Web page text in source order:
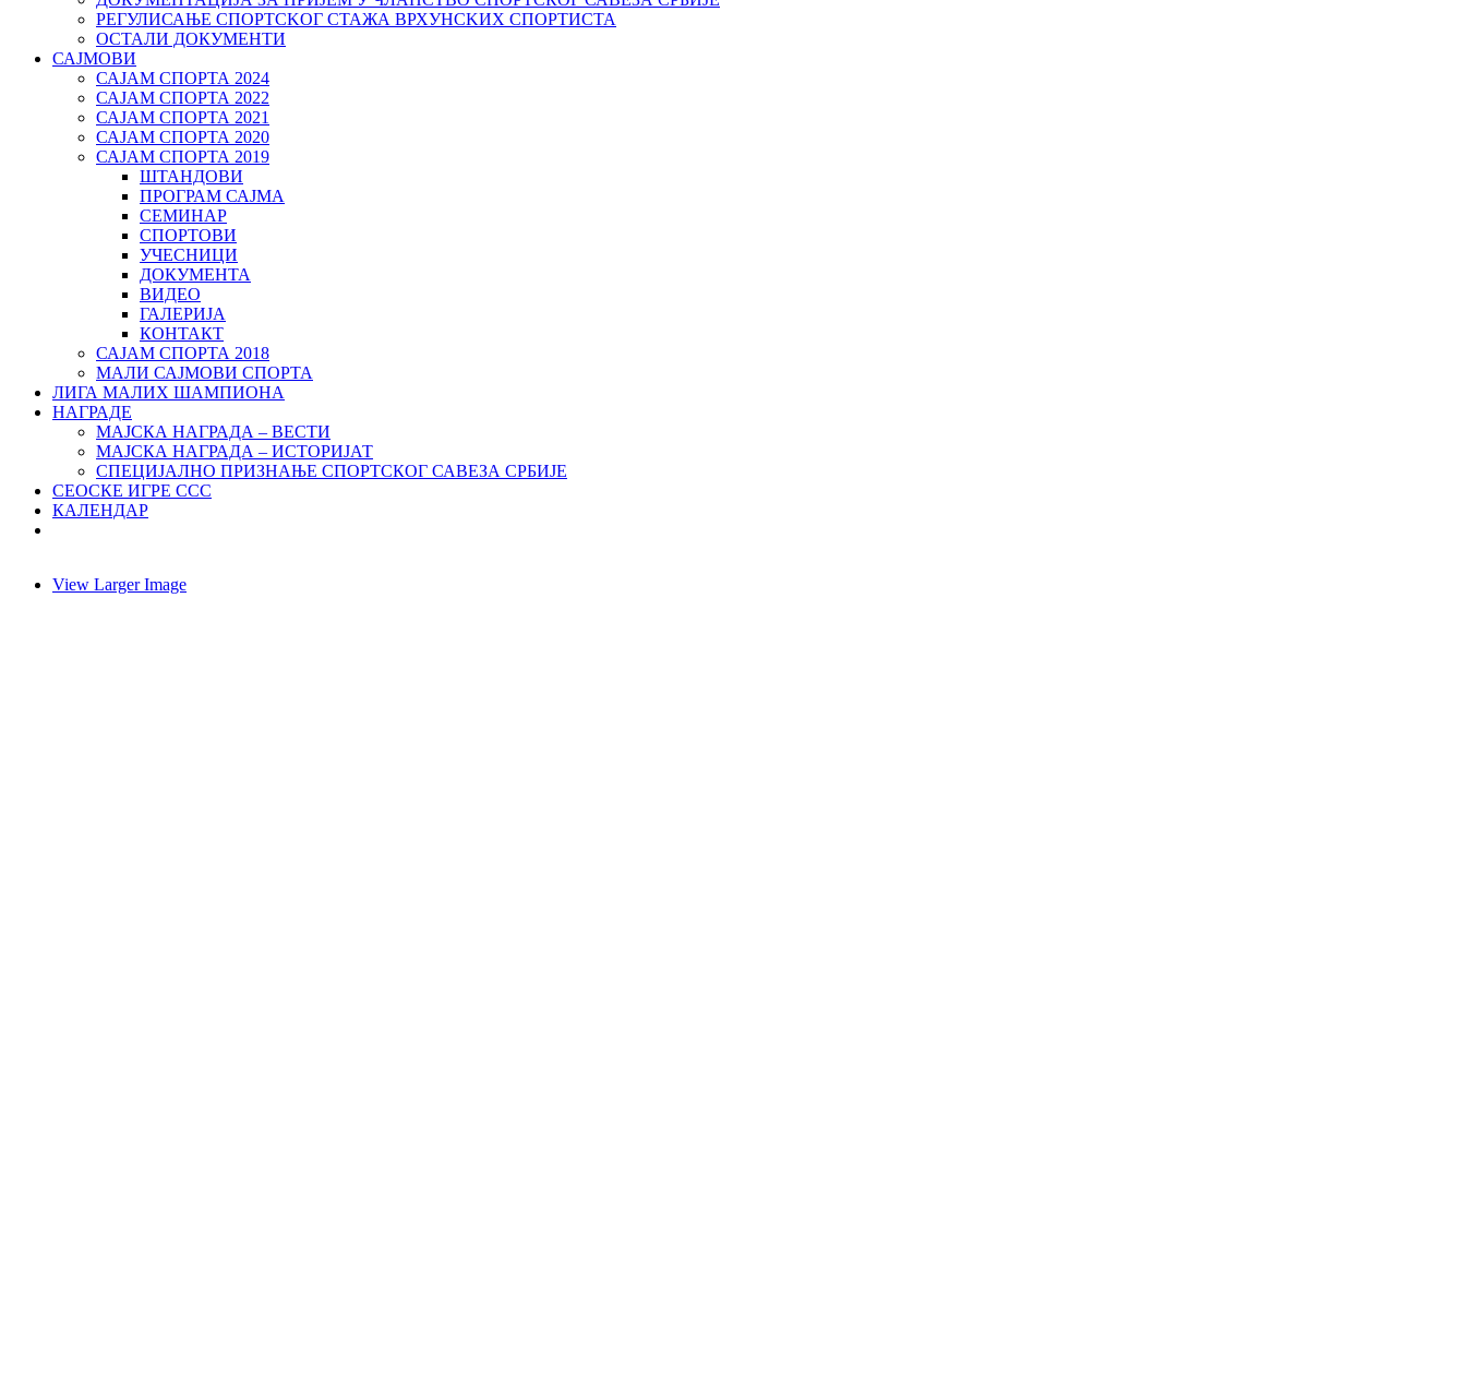
РЕГУЛИСАЊЕ СПОРТСKОГ СТАЖА ВРХУНСKИХ СПОРТИСТА
ОСТАЛИ ДОКУМЕНТИ
САЈМОВИ
САЈАМ СПОРТА 2024
САЈАМ СПОРТА 2022
САЈАМ СПОРТА 2021
САЈАМ СПОРТА 2020
САЈАМ СПОРТА 2019
ШТАНДОВИ
ПРОГРАМ САЈМА
СЕМИНАР
СПОРТОВИ
УЧЕСНИЦИ
ДОКУМЕНТА
ВИДЕО
ГАЛЕРИЈА
КОНТАКТ
САЈАМ СПОРТА 2018
МАЛИ САЈМОВИ СПОРТА
ЛИГА МАЛИХ ШАМПИОНА
НАГРАДЕ
МАЈСКА НАГРАДА – ВЕСТИ
МАЈСКА НАГРАДА – ИСТОРИЈАТ
СПЕЦИЈАЛНО ПРИЗНАЊЕ СПОРТСКОГ САВЕЗА СРБИЈЕ
СЕОСКЕ ИГРЕ ССС
КАЛЕНДАР
View Larger Image